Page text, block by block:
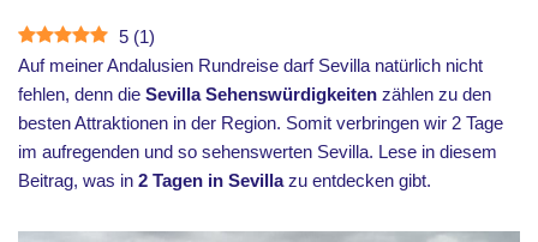
5 (1)
Auf meiner Andalusien Rundreise darf Sevilla natürlich nicht
fehlen, denn die Sevilla Sehenswürdigkeiten zählen zu den
besten Attraktionen in der Region. Somit verbringen wir 2 Tage
im aufregenden und so sehenswerten Sevilla. Lese in diesem
Beitrag, was in 2 Tagen in Sevillazu entdecken gibt.